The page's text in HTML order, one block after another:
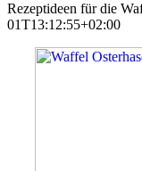
Rezeptideen für die
01T13:12:55+02:00